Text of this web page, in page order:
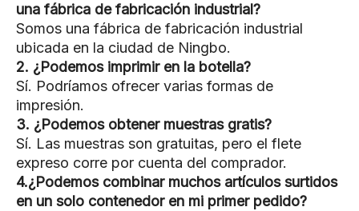
una fábrica de fabricación industrial?
Somos una fábrica de fabricación industrial
ubicada en la ciudad de Ningbo.
2. ¿Podemos imprimir en la botella?
Sí. Podríamos ofrecer varias formas de
impresión.
3. ¿Podemos obtener muestras gratis?
Sí. Las muestras son gratuitas, pero el flete
expreso corre por cuenta del comprador.
4.¿Podemos combinar muchos artículos surtidos
en un solo contenedor en mi primer pedido?